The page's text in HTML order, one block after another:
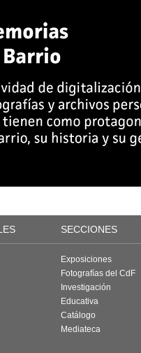
SECCIONES
Exposiciones
Fotografías del CdF
Investigación
Educativa
Catálogo
Mediateca